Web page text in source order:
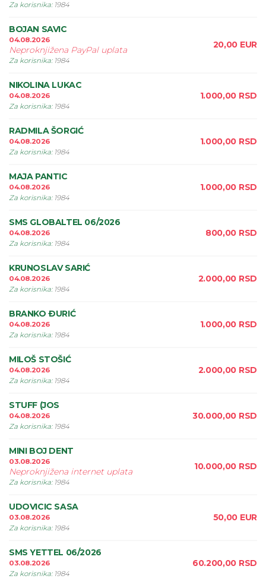
Za korisnika: 1984
BOJAN SAVIC
04.08.2026
Neproknjižena PayPal uplata
Za korisnika: 1984
20,00 EUR
NIKOLINA LUKAC
04.08.2026
Za korisnika: 1984
1.000,00 RSD
RADMILA ŠORGIĆ
04.08.2026
Za korisnika: 1984
1.000,00 RSD
MAJA PANTIC
04.08.2026
Za korisnika: 1984
1.000,00 RSD
SMS GLOBALTEL 06/2026
04.08.2026
Za korisnika: 1984
800,00 RSD
KRUNOSLAV SARIĆ
04.08.2026
Za korisnika: 1984
2.000,00 RSD
BRANKO ÐURIĆ
04.08.2026
Za korisnika: 1984
1.000,00 RSD
MILOŠ STOŠIĆ
04.08.2026
Za korisnika: 1984
2.000,00 RSD
STUFF (JOS
04.08.2026
Za korisnika: 1984
30.000,00 RSD
MINI BOJ DENT
03.08.2026
Neproknjižena internet uplata
Za korisnika: 1984
10.000,00 RSD
UDOVICIC SASA
03.08.2026
Za korisnika: 1984
50,00 EUR
SMS YETTEL 06/2026
03.08.2026
Za korisnika: 1984
60.200,00 RSD